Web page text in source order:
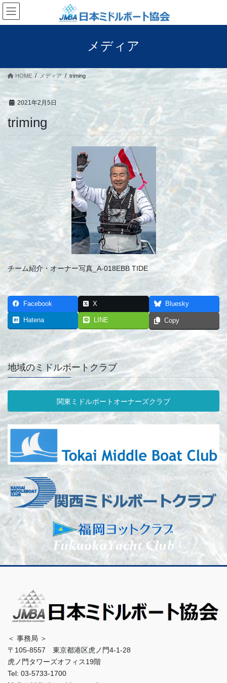
コ
ン
テ
ス
プ
ナ
ビ
ゲ
ン
動
メディア
HOME メディア triming
2021年2月5日
triming
チーム紹介・オーナー写真_A-018EBB TIDE
Facebook X Bluesky
Hatena LINE Copy
地域のミドルボートクラブ
関東ミドルボートオーナーズクラブ
＜ 事務局 ＞
〒105-8557 東京都港区虎ノ門4-1-28
虎ノ門タワーズオフィス19階
Tel: 03-5733-1700